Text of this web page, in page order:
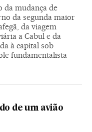
da mudança de
da segunda maior
da viagem
a Cabul e da
à capital sob
fundamentalista
de um avião